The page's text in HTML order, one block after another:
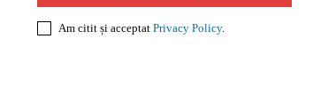
Am citit și acceptat Privacy Policy.